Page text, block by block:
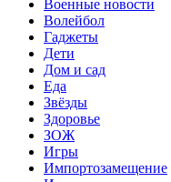
Военные новости
Волейбол
Гаджеты
Дети
Дом и сад
Еда
Звёзды
Здоровье
ЗОЖ
Игры
Импортозамещение